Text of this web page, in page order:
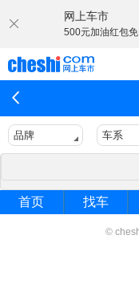
网上车市
500元加油红包
品牌 车系
首页 找车
©